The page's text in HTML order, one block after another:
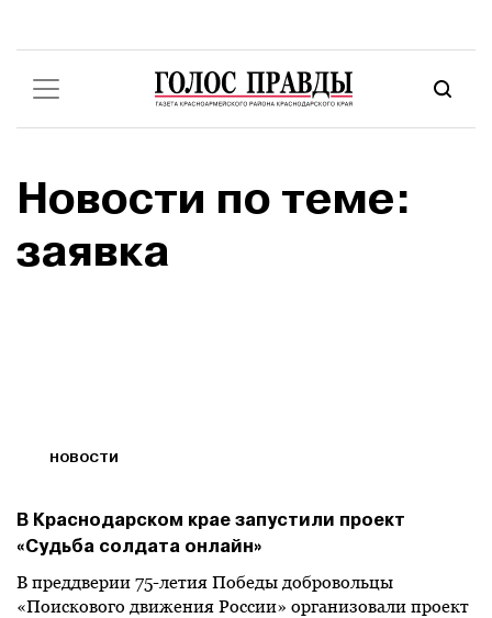
Новости по теме:
заявка
НОВОСТИ
В Краснодарском крае запустили проект
«Судьба солдата онлайн»
В преддверии 75-летия Победы добровольцы
«Поискового движения России» организовали проект